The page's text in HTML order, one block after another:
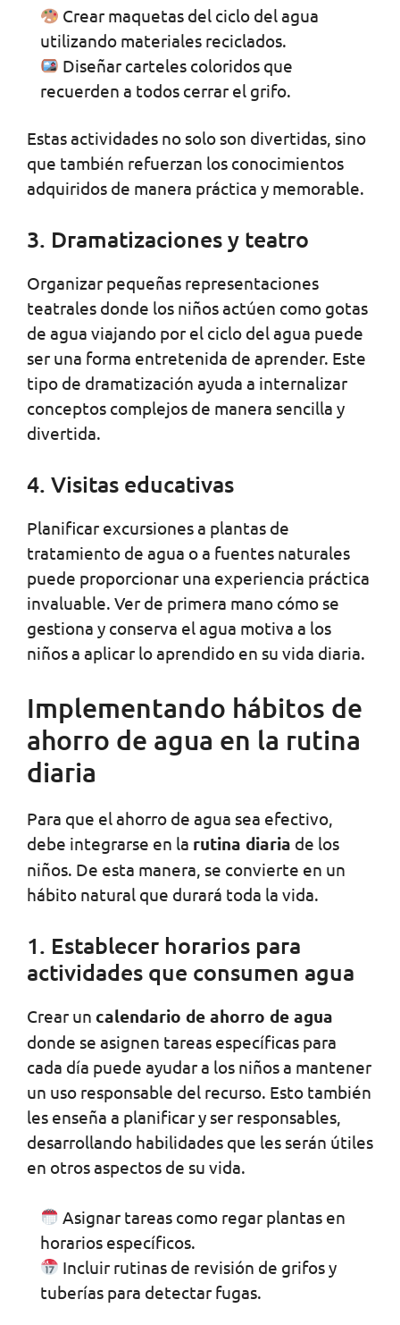
Crear maquetas del ciclo del agua
utilizando materiales reciclados.
Diseñar carteles coloridos que
recuerden a todos cerrar el grifo.
Estas actividades no solo son divertidas, sino
que también refuerzan los conocimientos
adquiridos de manera práctica y memorable.
3. Dramatizaciones y teatro
Organizar pequeñas representaciones
teatrales donde los niños actúen como gotas
de agua viajando por el ciclo del agua puede
ser una forma entretenida de aprender. Este
tipo de dramatización ayuda a internalizar
conceptos complejos de manera sencilla y
divertida.
4. Visitas educativas
Planificar excursiones a plantas de
tratamiento de agua o a fuentes naturales
puede proporcionar una experiencia práctica
invaluable. Ver de primera mano cómo se
gestiona y conserva el agua motiva a los
niños a aplicar lo aprendido en su vida diaria.
Implementando hábitos de
ahorro de agua en la rutina
diaria
Para que el ahorro de agua sea efectivo,
debe integrarse en la rutina diaria de los
niños. De esta manera, se convierte en un
hábito natural que durará toda la vida.
1. Establecer horarios para
actividades que consumen agua
Crear un calendario de ahorro de agua
donde se asignen tareas específicas para
cada día puede ayudar a los niños a mantener
un uso responsable del recurso. Esto también
les enseña a planificar y ser responsables,
desarrollando habilidades que les serán útiles
en otros aspectos de su vida.
Asignar tareas como regar plantas en
horarios específicos.
Incluir rutinas de revisión de grifos y
tuberías para detectar fugas.